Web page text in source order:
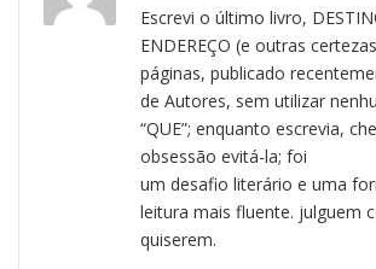
Escrevi o último livro,
ENDEREÇO (e outras
páginas, publicado
de Autores, sem utilizar
“QUE”; enquanto escrevia,
obsessão evitá-la; foi
um desafio literário e uma
leitura mais fluente. julguem
quiserem.